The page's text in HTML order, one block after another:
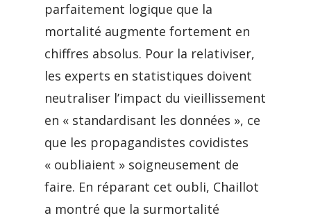
parfaitement logique que la
mortalité augmente fortement en
chiffres absolus. Pour la relativiser,
les experts en statistiques doivent
neutraliser l’impact du vieillissement
en « standardisant les données », ce
que les propagandistes covidistes
« oubliaient » soigneusement de
faire. En réparant cet oubli, Chaillot
a montré que la surmortalité